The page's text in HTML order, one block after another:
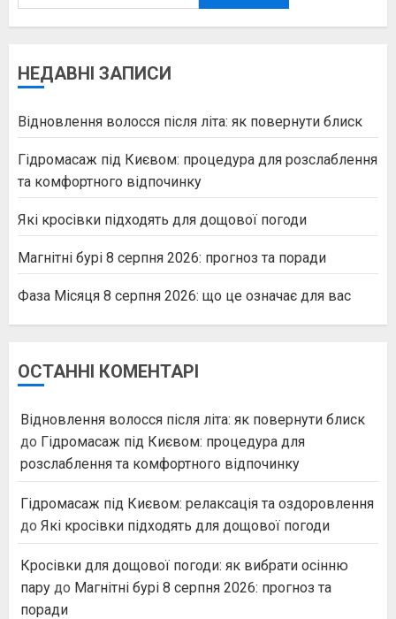
НЕДАВНІ ЗАПИСИ
Відновлення волосся після літа: як повернути блиск
Гідромасаж під Києвом: процедура для розслаблення
та комфортного відпочинку
Які кросівки підходять для дощової погоди
Магнітні бурі 8 серпня 2026: прогноз та поради
Фаза Місяця 8 серпня 2026: що це означає для вас
ОСТАННІ КОМЕНТАРІ
Відновлення волосся після літа: як повернути блиск
до Гідромасаж під Києвом: процедура для
розслаблення та комфортного відпочинку
Гідромасаж під Києвом: релаксація та оздоровлення
до Які кросівки підходять для дощової погоди
Кросівки для дощової погоди: як вибрати осінню
пару до Магнітні бурі 8 серпня 2026: прогноз та
поради